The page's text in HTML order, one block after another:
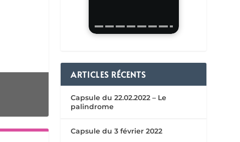
ARTICLES RÉCENTS
Capsule du 22.02.2022 – Le
palindrome
Capsule du 3 février 2022